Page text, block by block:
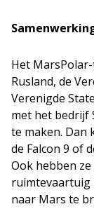
Het
Rusland, de
Verenigde
met het bedrijf
te maken. Dan
de Falcon 9 of
Ook hebben
ruimtevaartuig
naar Mars te